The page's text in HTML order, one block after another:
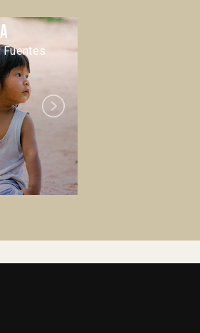
Fuentes
Next